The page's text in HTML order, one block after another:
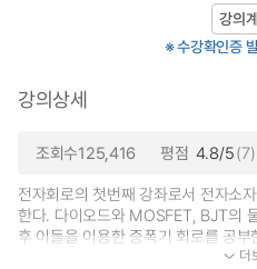
강의
※ 수강확인증
강의상세
조회수125,416 평점 4.8/5(7)
전자회로의 첫번째 강좌로서 전자소
한다. 다이오드와 MOSFET, BJT의
후 이들을 이용한 증폭기 회로를 공
기초와 동작 원리, 그리고 구현방법...
더